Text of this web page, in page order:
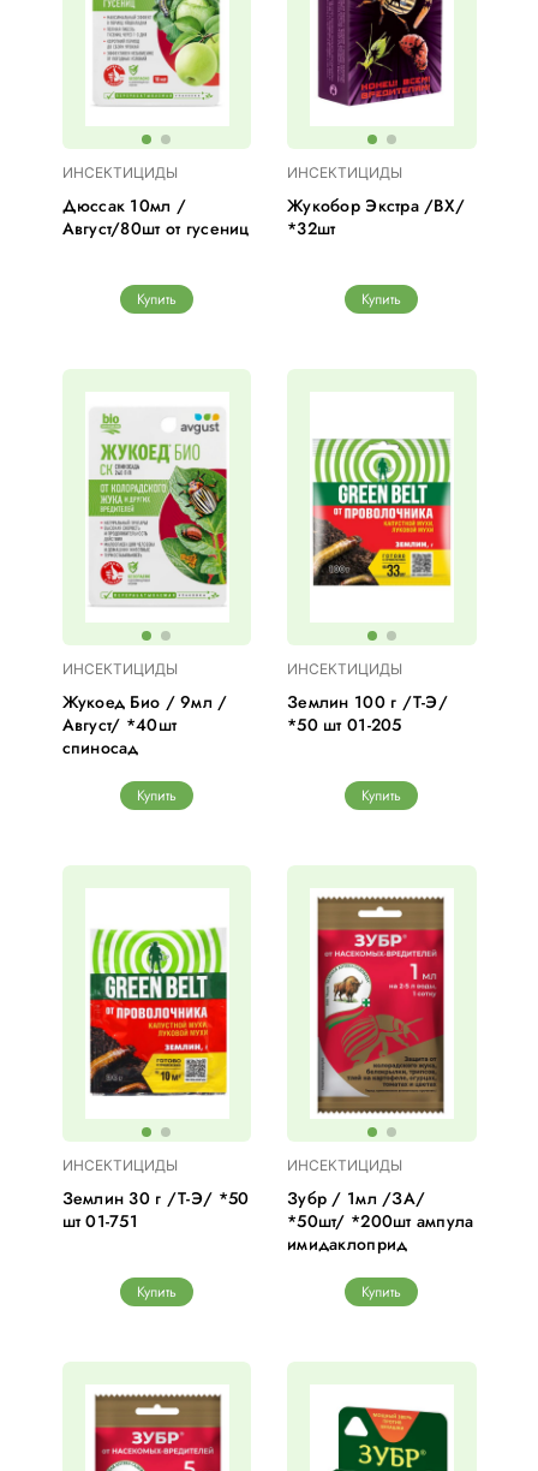
ИНСЕКТИЦИДЫ
Дюссак 10мл /
Август/80шт от гусениц
Купить
ИНСЕКТИЦИДЫ
Жукобор Экстра /ВХ/
*32шт
Купить
ИНСЕКТИЦИДЫ
Жукоед Био / 9мл /
Август/ *40шт
спиносад
Купить
ИНСЕКТИЦИДЫ
Землин 100 г /Т-Э/
*50 шт 01-205
Купить
ИНСЕКТИЦИДЫ
Землин 30 г /Т-Э/ *50
шт 01-751
Купить
ИНСЕКТИЦИДЫ
Зубр / 1мл /ЗА/
*50шт/ *200шт ампула
имидаклоприд
Купить